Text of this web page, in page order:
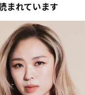
まれています